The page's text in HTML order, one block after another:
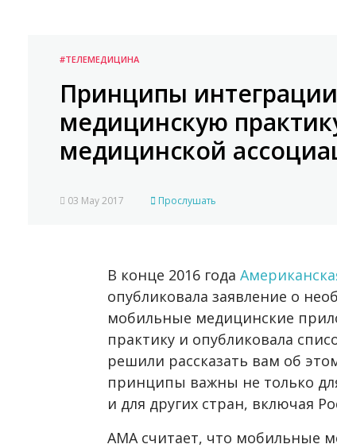
#ТЕЛЕМЕДИЦИНА
Принципы
медицинскую
медицинской
03 May 2017 Прослушать
В конце 2016 года
опубликовала заявление о
мобильные медицинские
практику и опубликовала
решили рассказать вам об
принципы важны не только
и для других стран, включая
АМА считает, что мобильные